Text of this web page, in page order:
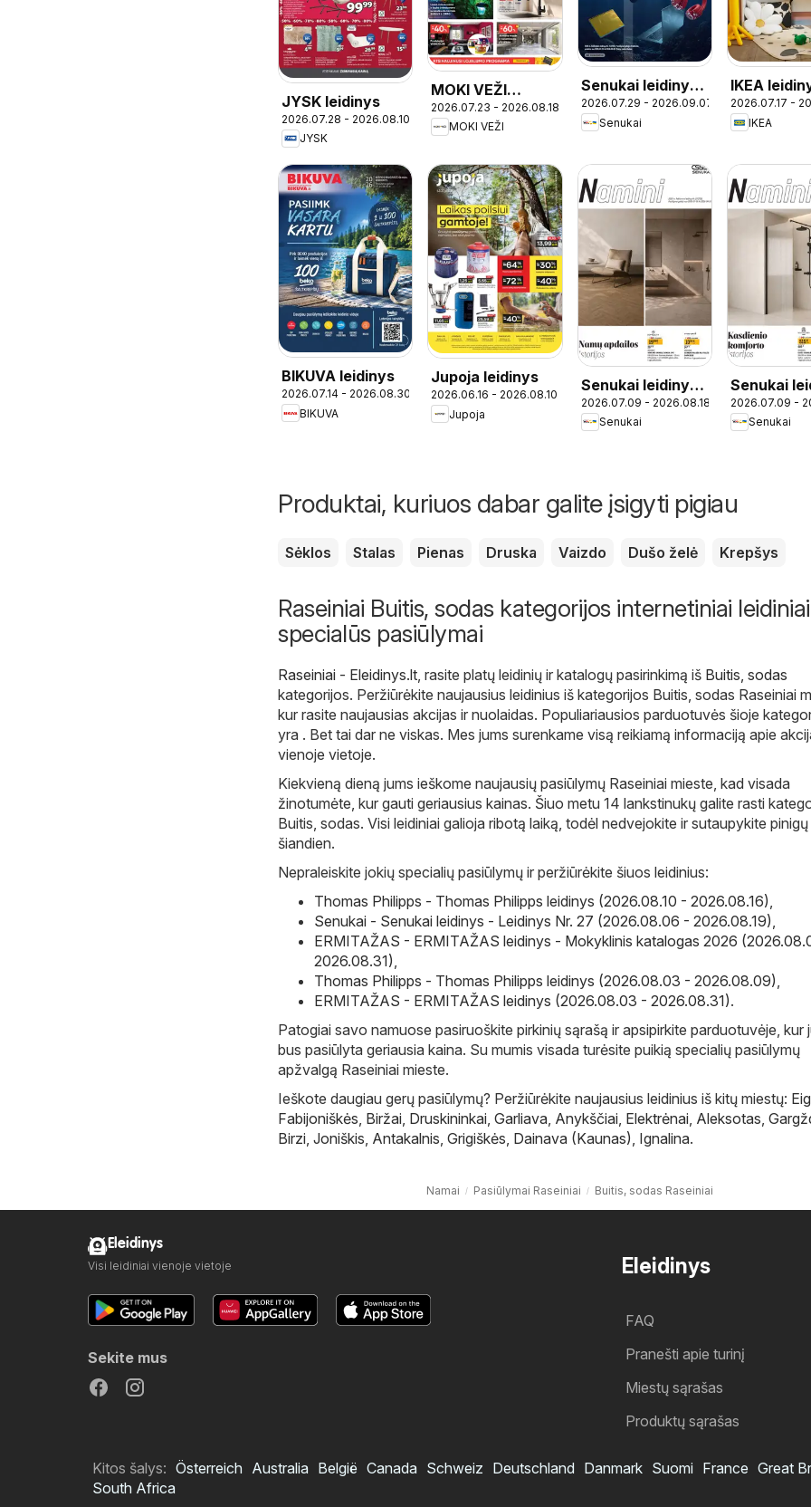
JYSK leidinys
2026.07.28 - 2026.08.10
JYSK
MOKI VEŽI
leidinys
2026.07.23 - 2026.08.18
MOKI VEŽI
Senukai leidinys -
Leidinys Nr. 25
2026.07.29 - 2026.09.07
Senukai
IKEA
2026.07.17 -
IKEA
BIKUVA leidinys
2026.07.14 - 2026.08.30
BIKUVA
Jupoja leidinys
2026.06.16 - 2026.08.10
Jupoja
Senukai leidinys -
Leidinys Nr. 23
2026.07.09 - 2026.08.18
Senukai
Senukai
Leidinys
2026.07.09 -
Senukai
Produktai, kuriuos dabar galite įsigyti pigiau
Sėklos Stalas Pienas Druska Vaizdo Dušo želė Krepšys
Raseiniai Buitis, sodas kategorijos internetiniai
specialūs pasiūlymai
Raseiniai - Eleidinys.lt , rasite platų leidinių ir katalogų pasirinkimą iš Buitis, sodas
kategorijos. Peržiūrėkite naujausius leidinius iš kategorijos Buitis, sodas Raseiniai
kur rasite naujausias akcijas ir nuolaidas. Populiariausios parduotuvės šioje
yra . Bet tai dar ne viskas. Mes jums surenkame visą reikiamą informaciją apie
vienoje vietoje.
Kiekvieną dieną jums ieškome naujausių pasiūlymų Raseiniai mieste, kad visada
žinotumėte, kur gauti geriausius kainas. Šiuo metu 14 lankstinukų galite rasti
Buitis, sodas. Visi leidiniai galioja ribotą laiką, todėl nedvejokite ir sutaupykite pinigų
šiandien.
Nepraleiskite jokių specialių pasiūlymų ir peržiūrėkite šiuos leidinius:
Thomas Philipps - Thomas Philipps leidinys (2026.08.10 - 2026.08.16)
Senukai - Senukai leidinys - Leidinys Nr. 27 (2026.08.06 - 2026.08.19)
ERMITAŽAS - ERMITAŽAS leidinys - Mokyklinis katalogas 2026
2026.08.31)
Thomas Philipps - Thomas Philipps leidinys (2026.08.03 - 2026.08.09)
ERMITAŽAS - ERMITAŽAS leidinys (2026.08.03 - 2026.08.31).
Patogiai savo namuose pasiruoškite pirkinių sąrašą ir apsipirkite parduotuvėje, kur
bus pasiūlyta geriausia kaina. Su mumis visada turėsite puikią specialių pasiūlymų
apžvalgą Raseiniai mieste.
Ieškote daugiau gerų pasiūlymų? Peržiūrėkite naujausius leidinius iš kitų miestų:
Fabijoniškės Biržai Druskininkai Garliava Anykščiai Elektrėnai Aleksotas
Birzi Joniškis Antakalnis Grigiškės Dainava (Kaunas) Ignalina.
Namai Pasiūlymai Raseiniai Buitis, sodas Raseiniai
Eleidinys
FAQ
Pranešti apie turinį
Miestų sąrašas
Produktų sąrašas
Eleidinys
Visi leidiniai vienoje vietoje
Sekite mus
Kitos šalys: Österreich Australia België Canada Schweiz Deutschland Danmark Suomi France Great
South Africa